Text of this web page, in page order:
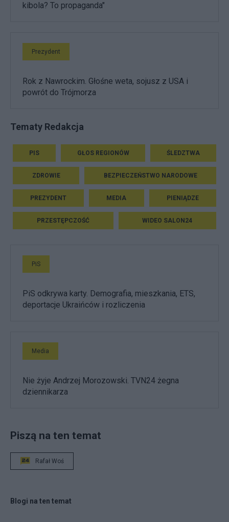
kibola? To propaganda"
Prezydent
Rok z Nawrockim. Głośne weta, sojusz z USA i
powrót do Trójmorza
Tematy Redakcja
PIS GŁOS REGIONÓW ŚLEDZTWA
ZDROWIE BEZPIECZEŃSTWO NARODOWE
PREZYDENT MEDIA PIENIĄDZE
PRZESTĘPCZOŚĆ WIDEO SALON24
PiS
PiS odkrywa karty. Demografia, mieszkania, ETS,
deportacje Ukraińców i rozliczenia
Media
Nie żyje Andrzej Morozowski. TVN24 żegna
dziennikarza
Piszą na ten temat
Rafał Woś
Blogi na ten temat